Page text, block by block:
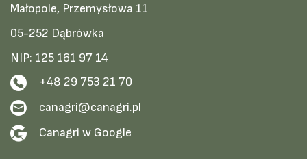
Małopole, Przemysłowa 11
05-252 Dąbrówka
NIP: 125 161 97 14
+48 29 753 21 70
canagri@canagri.pl
Canagri w Google